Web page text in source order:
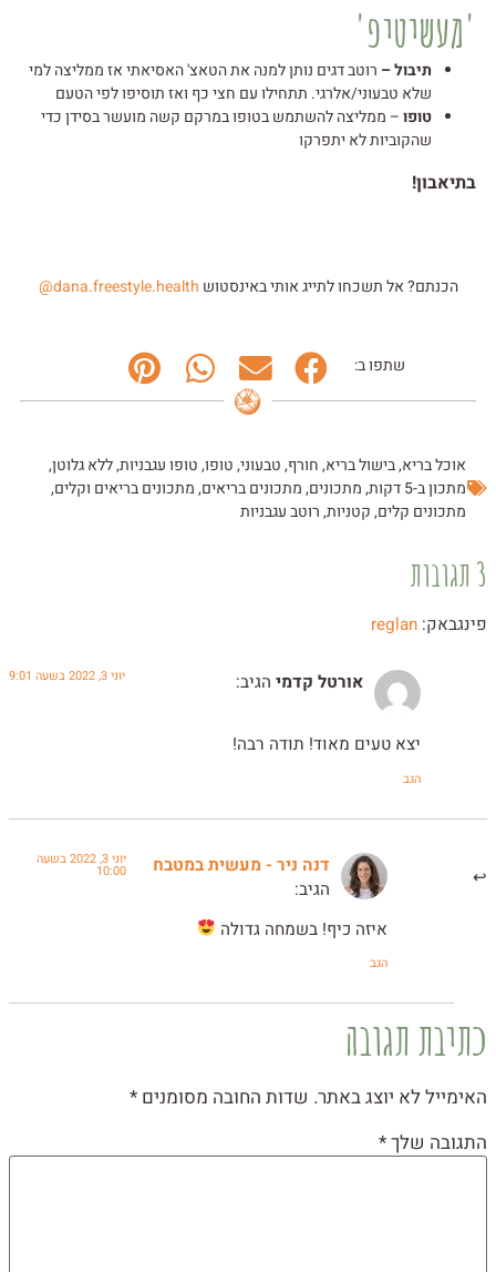
'מעשיטיפ'
תיבול – רוטב דגים נותן למנה את הטאצ' האסיאתי אז ממליצה למי
שלא טבעוני/אלרגי. תתחילו עם חצי כף ואז תוסיפו לפי הטעם
טופו– ממליצה להשתמש בטופו במרקם קשה מועשר בסידן כדי
שהקוביות לא יתפרקו
בתיאבון!
הכנתם? אל תשכחו לתייג אותי באינסטוש dana.freestyle.health@
שתפו ב:
אוכל בריא,בישול בריא,חורף,טבעוני,טופו,טופו עגבניות,ללא גלוטן,
מתכון ב-5 דקות
,מתכונים,מתכונים בריאים,מתכונים בריאים וקלים,
מתכונים קלים,קטניות,רוטב עגבניות
3 תגובות
פינגבאק: reglan
אורטל קדמי הגיב: יוני 3, 2022 בשעה 9:01
יצא טעים מאוד! תודה רבה!
הגב
דנה ניר - מעשית במטבח
הגיב:
יוני 3, 2022 בשעה
10:00
איזה כיף! בשמחה גדולה
הגב
כתיבת תגובה
האימייל לא יוצג באתר. שדות החובה מסומנים *
התגובה שלך*